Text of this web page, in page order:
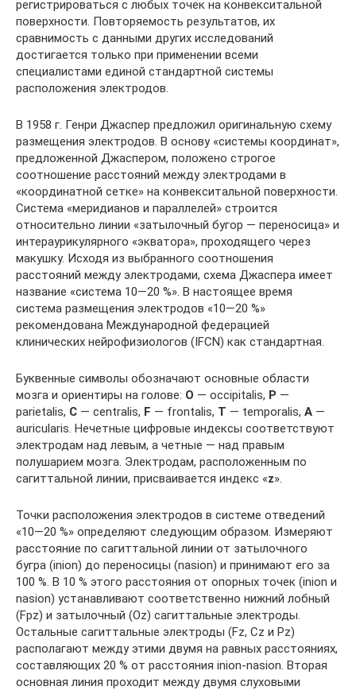
регистрироваться с любых точек на конвекситальной
поверхности. Повторяемость результатов, их
сравнимость с данными других исследований
достигается только при применении всеми
специалистами единой стандартной системы
расположения электродов.
В 1958 г. Генри Джаспер предложил оригинальную схему
размещения электродов. В основу «системы координат»,
предложенной Джаспером, положено строгое
соотношение расстояний между электродами в
«координатной сетке» на конвекситальной поверхности.
Система «меридианов и параллелей» строится
относительно линии «затылочный бугор — переносица» и
интераурикулярного «экватора», проходящего через
макушку. Исходя из выбранного соотношения
расстояний между электродами, схема Джаспера имеет
название «система 10—20 %». В настоящее время
система размещения электродов «10—20 %»
рекомендована Международной федерацией
клинических нейрофизиологов (IFCN) как стандартная.
Буквенные символы обозначают основные области
мозга и ориентиры на голове: О — occipitalis, Р —
parietalis, С — centralis, F — frontalis, Т — temporalis, А —
auricularis. Нечетные цифровые индексы соответствуют
электродам над левым, а четные — над правым
полушарием мозга. Электродам, расположенным по
сагиттальной линии, присваивается индекс «z».
Точки расположения электродов в системе отведений
«10—20 %» определяют следующим образом. Измеряют
расстояние по сагиттальной линии от затылочного
бугра (inion) до переносицы (nasion) и принимают его за
100 %. В 10 % этого расстояния от опорных точек (inion и
nasion) устанавливают соответственно нижний лобный
(Fpz) и затылочный (Oz) сагиттальные электроды.
Остальные сагиттальные электроды (Fz, Cz и Pz)
располагают между этими двумя на равных расстояниях,
составляющих 20 % от расстояния inion-nasion. Вторая
основная линия проходит между двумя слуховыми